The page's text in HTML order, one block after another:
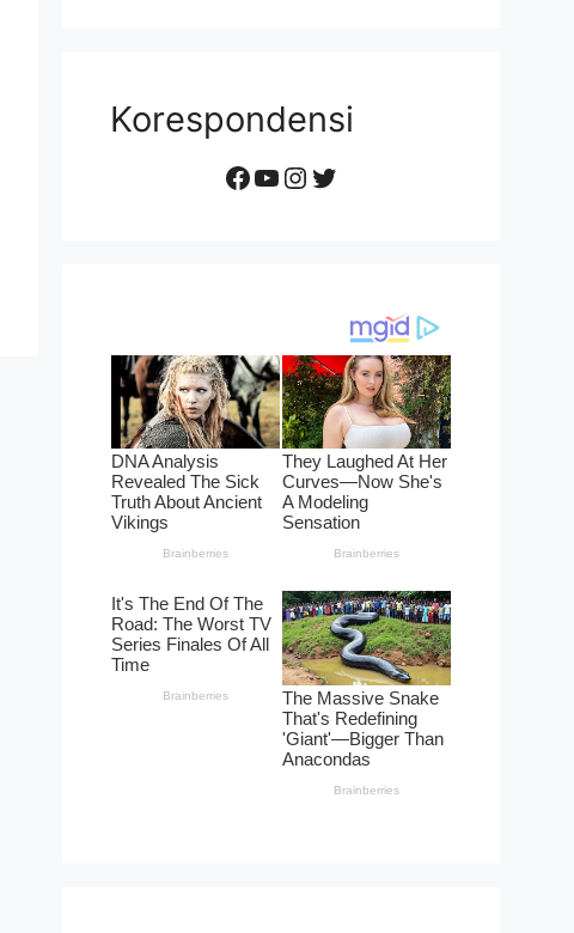
Korespondensi
Facebook
YouTube
Instagram
Twitter